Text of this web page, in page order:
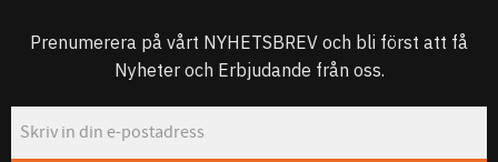
Prenumerera på vårt NYHETSBREV och bli först att få
Nyheter och Erbjudande från oss.